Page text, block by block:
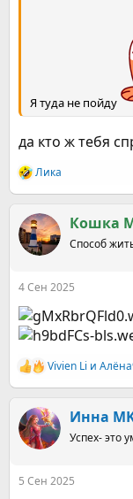
Я туда не пойду
да кто ж тебя
Р
е
к
ц
и
Ликa
Кошка
Способ
4 Сен 2025
Р
е
к
ц
и
Vivien Li и
Инна
Успех- это
5 Сен 2025